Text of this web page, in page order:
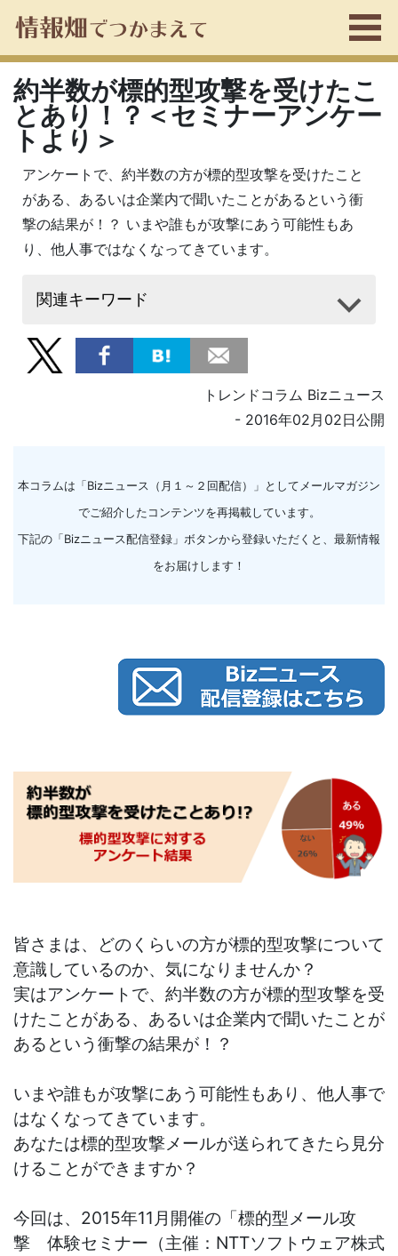
約半数が標的型攻撃を受けたこ
とあり！？＜セミナーアンケー
トより＞
アンケートで、約半数の方が標的型攻撃を受けたこと
がある、あるいは企業内で聞いたことがあるという衝
撃の結果が！？ いまや誰もが攻撃にあう可能性もあ
り、他人事ではなくなってきています。
関連キーワード
トレンドコラム Bizニュース
- 2016年02月02日公開
本コラムは「Bizニュース（月１～２回配信）」としてメールマガジン
でご紹介したコンテンツを再掲載しています。
下記の「Bizニュース配信登録」ボタンから登録いただくと、最新情報
をお届けします！
皆さまは、どのくらいの方が標的型攻撃について
意識しているのか、気になりませんか？
実はアンケートで、約半数の方が標的型攻撃を受
けたことがある、あるいは企業内で聞いたことが
あるという衝撃の結果が！？
いまや誰もが攻撃にあう可能性もあり、他人事で
はなくなってきています。
あなたは標的型攻撃メールが送られてきたら見分
けることができますか？
今回は、2015年11月開催の「標的型メール攻
撃 体験セミナー（主催：NTTソフトウェア株式